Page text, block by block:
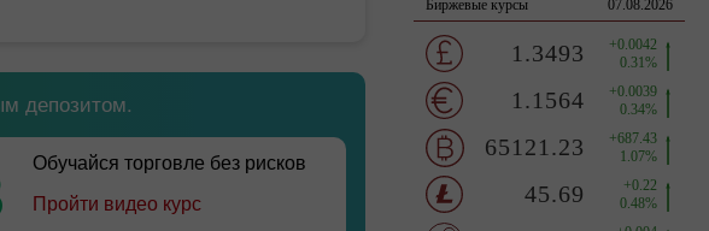
депозитом.
Обучайся торговле без рисков
Пройти видео курс